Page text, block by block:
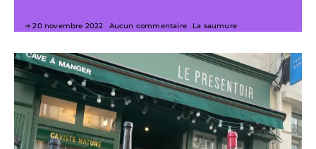
20 novembre 2022 Aucun commentaire La saumure